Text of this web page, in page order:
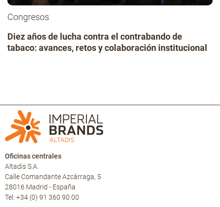
Congresos
Diez años de lucha contra el contrabando de
tabaco: avances, retos y colaboración institucional
Oficinas centrales
Altadis S.A.
Calle Comandante Azcárraga, 5
28016 Madrid - España
Tel: +34 (0) 91 360 90 00